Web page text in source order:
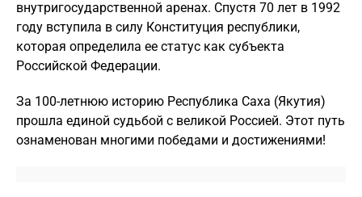
внутригосударственной аренах. Спустя 70 лет в 1992
году вступила в силу Конституция республики,
которая определила ее статус как субъекта
Российской Федерации.
За 100-летнюю историю Республика Саха (Якутия)
прошла единой судьбой с великой Россией. Этот путь
ознаменован многими победами и достижениями!